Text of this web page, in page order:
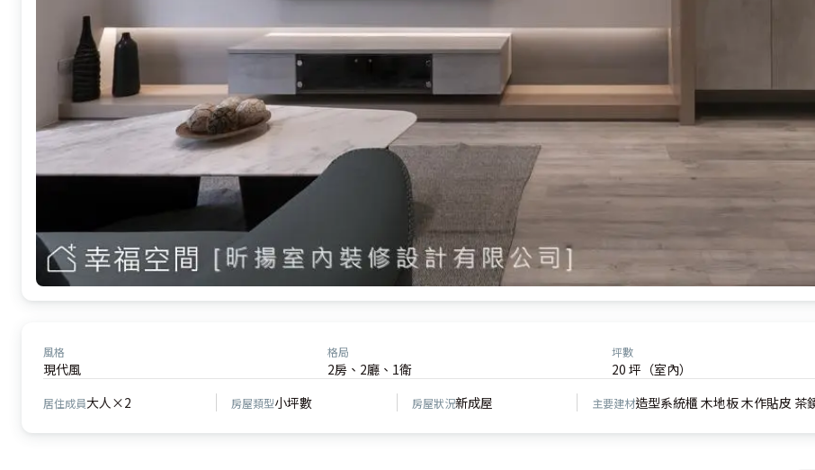
風格
現代風
格局
2房、2廳、1衛
坪數
20 坪（室內）
居住成員大人×2 房屋類型小坪數 房屋狀況新成屋 主要建材造型系統櫃 木地板 木作貼皮 茶